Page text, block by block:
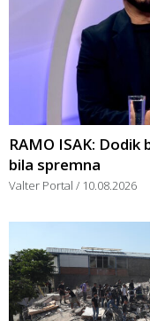
RAMO ISAK:
bila spremna
Valter Portal 10.08.2026